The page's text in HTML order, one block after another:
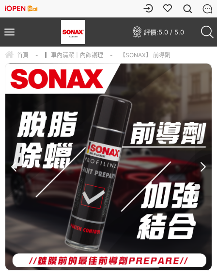
評價:5.0 / 5.0
首頁 - ▎車內清潔｜內飾護理 - 【SONAX】 前導劑